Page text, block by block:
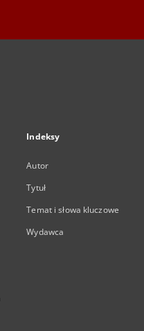
Indeksy
Autor
Tytuł
Temat i słowa kluczowe
Wydawca